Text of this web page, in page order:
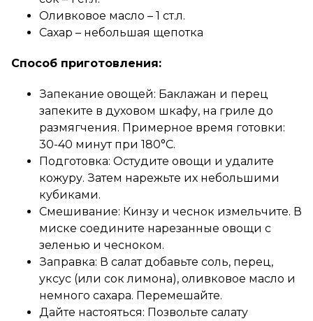
Оливковое масло – 1 ст.л.
Сахар – небольшая щепотка
Способ приготовления:
Запекание овощей: Баклажан и перец
запеките в духовом шкафу, на гриле до
размягчения. Примерное время готовки:
30-40 минут при 180°C.
Подготовка: Остудите овощи и удалите
кожуру. Затем нарежьте их небольшими
кубиками.
Смешивание: Кинзу и чеснок измельчите. В
миске соедините нарезанные овощи с
зеленью и чесноком.
Заправка: В салат добавьте соль, перец,
уксус (или сок лимона), оливковое масло и
немного сахара. Перемешайте.
Дайте настояться: Позвольте салату